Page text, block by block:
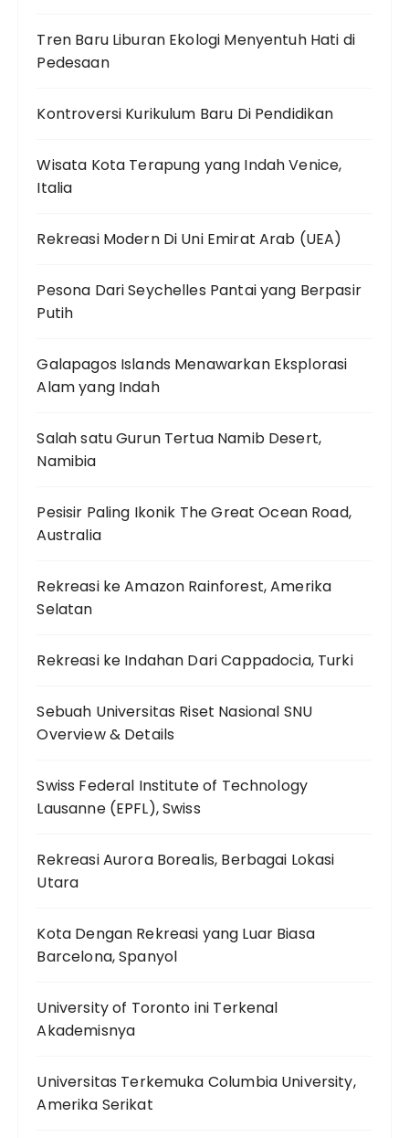
Tren Baru Liburan Ekologi Menyentuh Hati di
Pedesaan
Kontroversi Kurikulum Baru Di Pendidikan
Wisata Kota Terapung yang Indah Venice,
Italia
Rekreasi Modern Di Uni Emirat Arab (UEA)
Pesona Dari Seychelles Pantai yang Berpasir
Putih
Galapagos Islands Menawarkan Eksplorasi
Alam yang Indah
Salah satu Gurun Tertua Namib Desert,
Namibia
Pesisir Paling Ikonik The Great Ocean Road,
Australia
Rekreasi ke Amazon Rainforest, Amerika
Selatan
Rekreasi ke Indahan Dari Cappadocia, Turki
Sebuah Universitas Riset Nasional SNU
Overview & Details
Swiss Federal Institute of Technology
Lausanne (EPFL), Swiss
Rekreasi Aurora Borealis, Berbagai Lokasi
Utara
Kota Dengan Rekreasi yang Luar Biasa
Barcelona, Spanyol
University of Toronto ini Terkenal
Akademisnya
Universitas Terkemuka Columbia University,
Amerika Serikat